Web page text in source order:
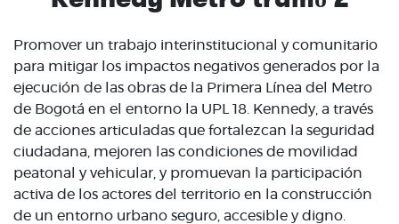
Promover un trabajo interinstitucional y comunitario
para mitigar los impactos negativos generados por la
ejecución de las obras de la Primera Línea del Metro
de Bogotá en el entorno la UPL 18. Kennedy, a través
de acciones articuladas que fortalezcan la seguridad
ciudadana, mejoren las condiciones de movilidad
peatonal y vehicular, y promuevan la participación
activa de los actores del territorio en la construcción
de un entorno urbano seguro, accesible y digno.